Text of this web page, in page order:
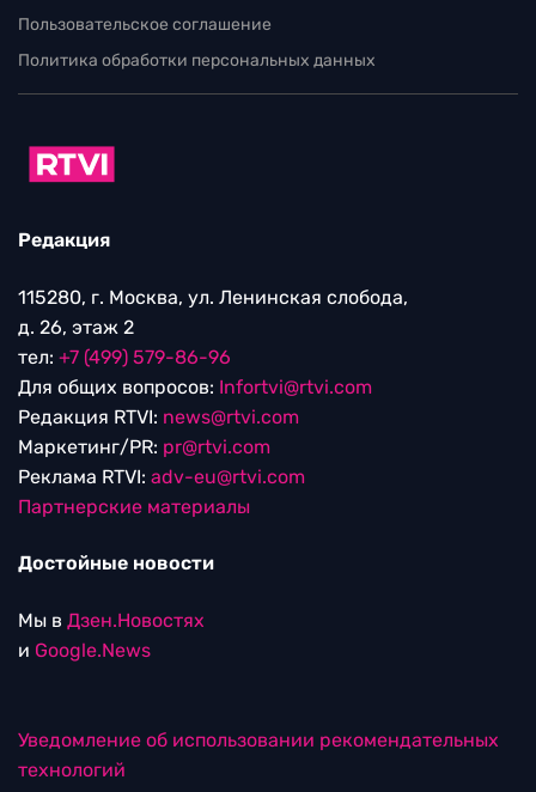
Пользовательское соглашение
Политика обработки персональных данных
Редакция
115280, г. Москва, ул. Ленинская слобода,
д. 26, этаж 2
тел: +7 (499) 579-86-96
Для общих вопросов: Infortvi@rtvi.com
Редакция RTVI: news@rtvi.com
Маркетинг/PR: pr@rtvi.com
Реклама RTVI: adv-eu@rtvi.com
Партнерские материалы
Достойные новости
Мы в Дзен.Новостях
и Google.News
Уведомление об использовании рекомендательных
технологий